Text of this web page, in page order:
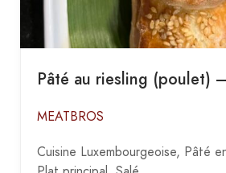
Pâté au riesling (poulet)
MEATBROS
Cuisine Luxembourgeoise Pâté